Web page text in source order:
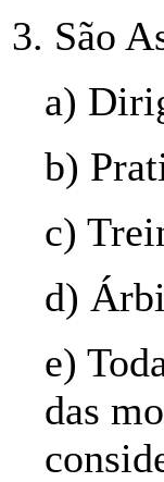
3. São
a)
b)
c)
d)
e)
das